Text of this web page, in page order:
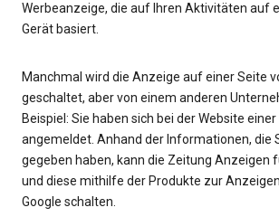
Werbeanzeige, die auf Ihren Aktivitäten auf
Gerät basiert.
Manchmal wird die Anzeige auf einer Seite
geschaltet, aber von einem anderen
Beispiel: Sie haben sich bei der Website
angemeldet. Anhand der Informationen, die
gegeben haben, kann die Zeitung Anzeigen
und diese mithilfe der Produkte zur
Google schalten.